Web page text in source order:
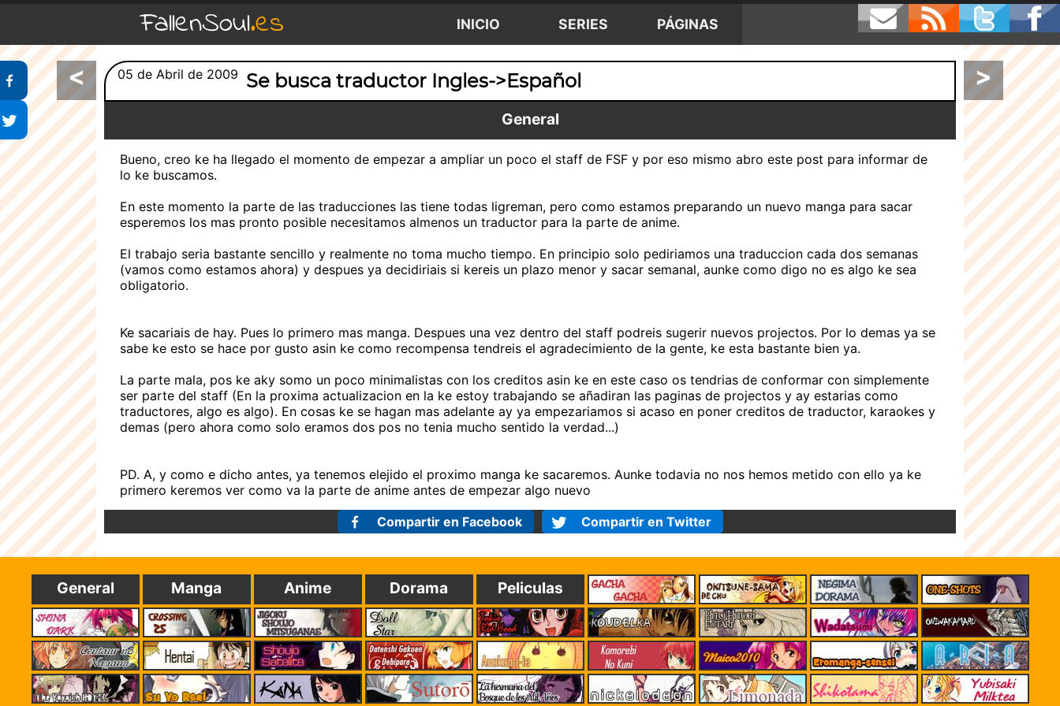
FallenSoul.es INICIO SERIES PÁGINAS
< >
Compartir en Facebook
Compartir en Twitter
05 de Abril de 2009 Se busca traductor Ingles->Español
General
Bueno, creo ke ha llegado el momento de empezar a ampliar un poco el staff de FSF y por eso mismo abro este post para informar de
lo ke buscamos.
En este momento la parte de las traducciones las tiene todas ligreman, pero como estamos preparando un nuevo manga para sacar
esperemos los mas pronto posible necesitamos almenos un traductor para la parte de anime.
El trabajo seria bastante sencillo y realmente no toma mucho tiempo. En principio solo pediriamos una traduccion cada dos semanas
(vamos como estamos ahora) y despues ya decidiriais si kereis un plazo menor y sacar semanal, aunke como digo no es algo ke sea
obligatorio.
Ke sacariais de hay. Pues lo primero mas manga. Despues una vez dentro del staff podreis sugerir nuevos projectos. Por lo demas ya se
sabe ke esto se hace por gusto asin ke como recompensa tendreis el agradecimiento de la gente, ke esta bastante bien ya.
La parte mala, pos ke aky somo un poco minimalistas con los creditos asin ke en este caso os tendrias de conformar con simplemente
ser parte del staff (En la proxima actualizacion en la ke estoy trabajando se añadiran las paginas de projectos y ay estarias como
traductores, algo es algo). En cosas ke se hagan mas adelante ay ya empezariamos si acaso en poner creditos de traductor, karaokes y
demas (pero ahora como solo eramos dos pos no tenia mucho sentido la verdad...)
PD. A, y como e dicho antes, ya tenemos elejido el proximo manga ke sacaremos. Aunke todavia no nos hemos metido con ello ya ke
primero keremos ver como va la parte de anime antes de empezar algo nuevo
Compartir en Facebook
Compartir en Twitter
General Manga Anime Dorama Peliculas